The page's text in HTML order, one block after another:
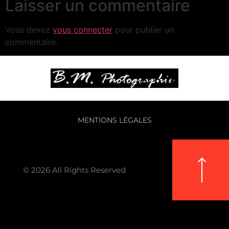
Laisser un commentaire
Vous devez vous connecter pour publier un
commentaire.
MENTIONS LÉGALES
© 2026 All Rights Reserved